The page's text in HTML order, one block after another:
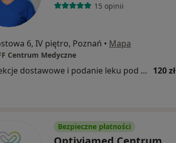
15 opinii
6, IV piętro, Poznań • Mapa
Centrum Medyczne
Iniekcje dostawowe i podanie leku pod kontrolą USG 120 zł
Bezpieczne płatności